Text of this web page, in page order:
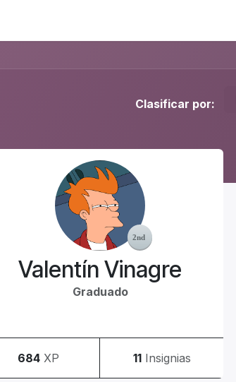
Clasificar por:
Valentín Vinagre
Graduado
684 XP 11 Insignias